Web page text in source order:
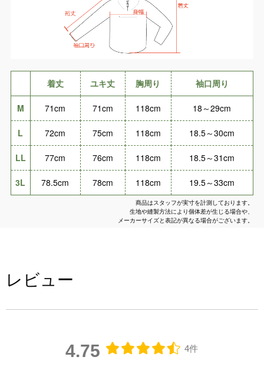
着丈 ユキ丈 胸周り 袖口周り
M 71cm 71cm 118cm 18～29cm
L 72cm 75cm 118cm 18.5～30cm
LL 77cm 76cm 118cm 18.5～31cm
3L 78.5cm 78cm 118cm 19.5～33cm
商品はスタッフが実寸を計測しております。
生地や縫製方法により個体差が生じる場合や、
メーカーサイズと表記が異なる場合がございます。
レビュー
4.75 4件